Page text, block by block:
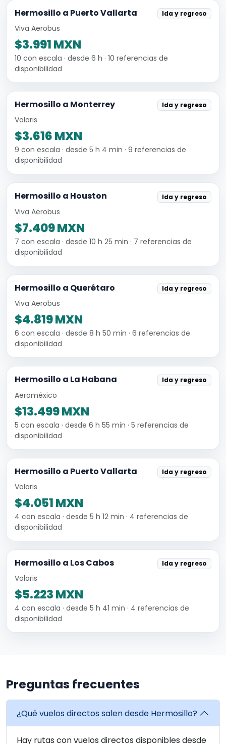
Hermosillo a Puerto Vallarta Ida y regreso
Viva Aerobus
$3.991 MXN
10 con escala · desde 6 h · 10 referencias de
disponibilidad
Hermosillo a Monterrey Ida y regreso
Volaris
$3.616 MXN
9 con escala · desde 5 h 4 min · 9 referencias de
disponibilidad
Hermosillo a Houston Ida y regreso
Viva Aerobus
$7.409 MXN
7 con escala · desde 10 h 25 min · 7 referencias de
disponibilidad
Hermosillo a Querétaro Ida y regreso
Viva Aerobus
$4.819 MXN
6 con escala · desde 8 h 50 min · 6 referencias de
disponibilidad
Hermosillo a La Habana Ida y regreso
Aeroméxico
$13.499 MXN
5 con escala · desde 6 h 55 min · 5 referencias de
disponibilidad
Hermosillo a Puerto Vallarta Ida y regreso
Volaris
$4.051 MXN
4 con escala · desde 5 h 12 min · 4 referencias de
disponibilidad
Hermosillo a Los Cabos Ida y regreso
Volaris
$5.223 MXN
4 con escala · desde 5 h 41 min · 4 referencias de
disponibilidad
Preguntas frecuentes
¿Qué vuelos directos salen desde Hermosillo?
Hay rutas con vuelos directos disponibles desde